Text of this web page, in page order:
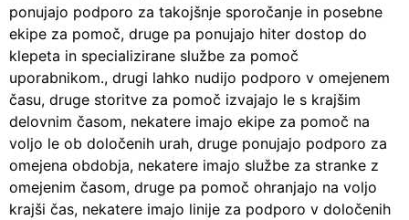
ponujajo podporo za takojšnje sporočanje in posebne
ekipe za pomoč, druge pa ponujajo hiter dostop do
klepeta in specializirane službe za pomoč
uporabnikom., drugi lahko nudijo podporo v omejenem
času, druge storitve za pomoč izvajajo le s krajšim
delovnim časom, nekatere imajo ekipe za pomoč na
voljo le ob določenih urah, druge ponujajo podporo za
omejena obdobja, nekatere imajo službe za stranke z
omejenim časom, druge pa pomoč ohranjajo na voljo
krajši čas, nekatere imajo linije za podporo v določenih